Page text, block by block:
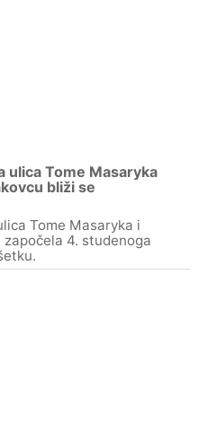
ulica Tome Masaryka
bliži se
Tome Masaryka i
4. studenoga